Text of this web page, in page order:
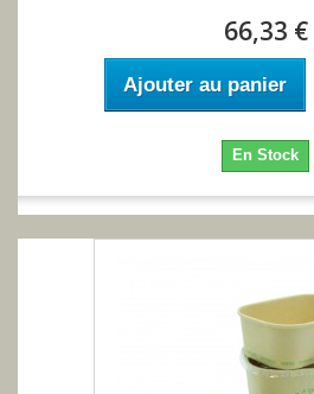
66,33 €
Ajouter au panier
En Stock